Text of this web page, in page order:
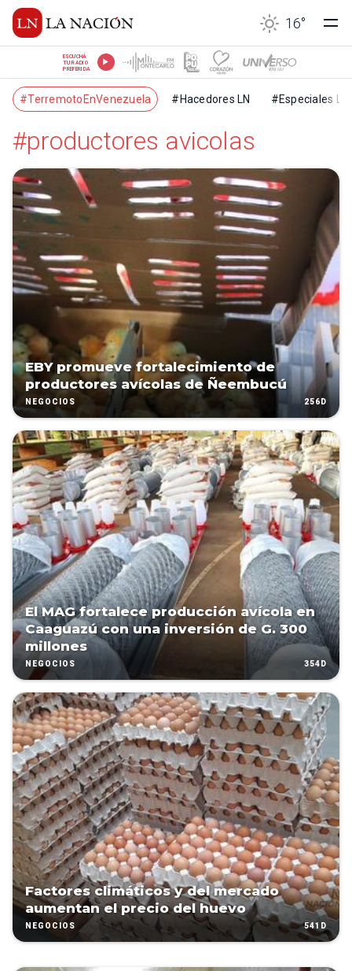
16°
ESCUCHÁ
TU RADIO
PREFERIDA
#TerremotoEnVenezuela #Hacedores LN #Especiales LN
#productores avicolas
EBY promueve fortalecimiento de
productores avícolas de Ñeembucú
NEGOCIOS 256D
El MAG fortalece producción avícola en
Caaguazú con una inversión de G. 300
millones
NEGOCIOS 354D
Factores climáticos y del mercado
aumentan el precio del huevo
NEGOCIOS 541D